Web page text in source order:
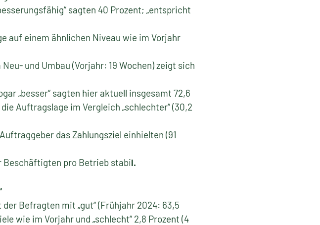
sagten 40 Prozent; „entspricht
auf einem ähnlichen Niveau wie im Vorjahr
und Umbau (Vorjahr: 19 Wochen) zeigt sich
„besser“ sagten hier aktuell insgesamt 72,6
Auftragslage im Vergleich „schlechter“ (30,2
das Zahlungsziel einhielten (91
Beschäftigten pro Betrieb stabil.
Befragten mit „gut“ (Frühjahr 2024: 63,5
wie im Vorjahr und „schlecht“ 2,8 Prozent (4